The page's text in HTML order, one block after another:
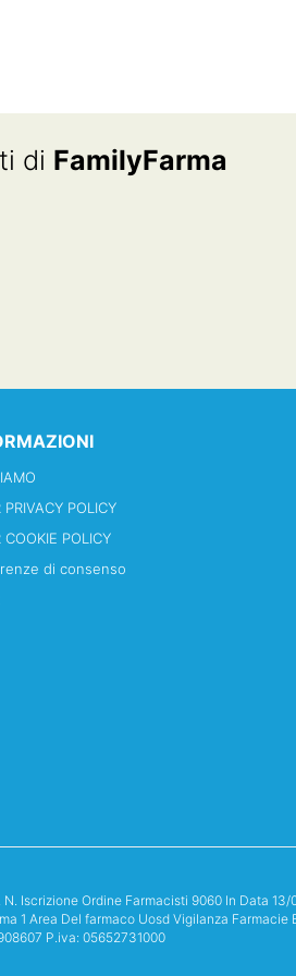
di FamilyFarma
PRIVACY POLICY
COOKIE POLICY
di consenso
Iscrizione Ordine Farmacisti 9060 In Data 13/
1 Area Del farmaco Uosd Vigilanza Farmacie
P.iva: 05652731000